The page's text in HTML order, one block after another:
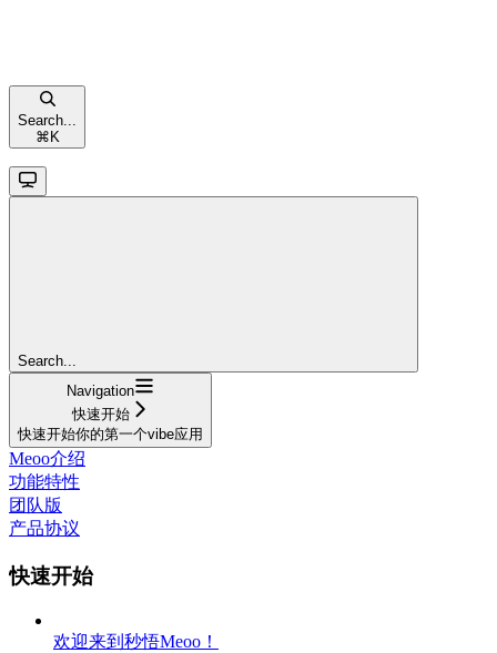
Search...
⌘ K
Search...
Navigation
快速开始
快速开始你的第一个vibe应用
Meoo介绍
功能特性
团队版
产品协议
快速开始
欢迎来到秒悟Meoo！